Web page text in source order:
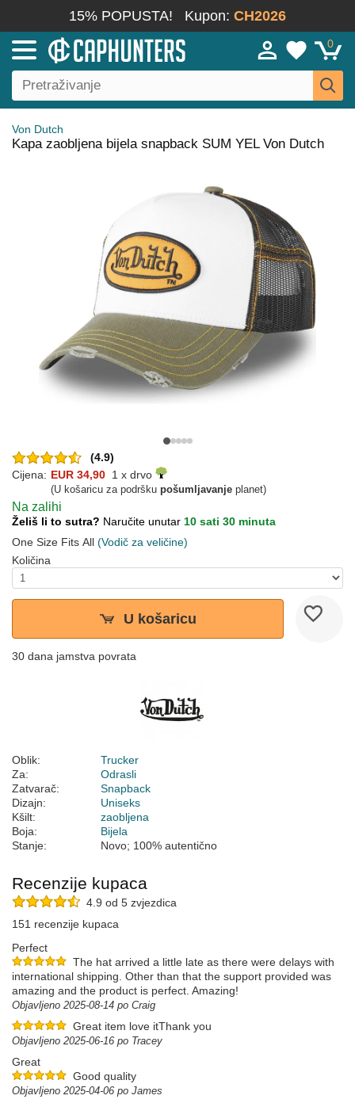
15% POPUSTA! Kupon: CH2026
0
Von Dutch
Kapa zaobljena bijela snapback SUM YEL Von Dutch
(4.9)
Cijena: EUR 34,90 1 x drvo
(U košaricu za podršku pošumljavanje planet)
Na zalihi
Želiš li to sutra? Naručite unutar 10 sati 30 minuta
One Size Fits All (Vodič za veličine)
Količina
U košaricu
30 dana jamstva povrata
Oblik:
Trucker
Za:
Odrasli
Zatvarač:
Snapback
Dizajn:
Uniseks
Kšilt:
zaobljena
Boja:
Bijela
Stanje:
Novo; 100% autentično
Recenzije kupaca
4.9 od 5 zvjezdica
151 recenzije kupaca
Perfect
The hat arrived a little late as there were delays with
international shipping. Other than that the support provided was
amazing and the product is perfect. Amazing!
Objavljeno 2025-08-14 po Craig
Great item love itThank you
Objavljeno 2025-06-16 po Tracey
Great
Good quality
Objavljeno 2025-04-06 po James